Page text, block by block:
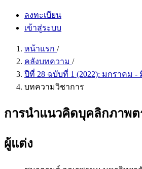
ลงทะเบียน
เข้าสู่ระบบ
หน้าแรก /
คลังบทความ /
ปีที่ 28 ฉบับที่ 1 (2022): มกราคม -
บทความวิชาการ
การนำแนวคิดบุคลิกภาพ
ผู้แต่ง